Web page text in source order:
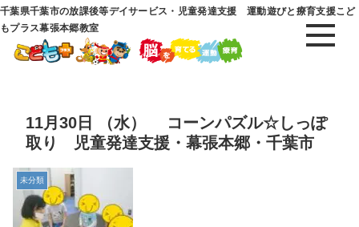
千葉県千葉市の放課後等デイサービス・児童発達支援 運動遊びと療育支援こど
もプラス幕張本郷教室
11月30日 （水） コーンパズル☆しっぽ
取り 児童発達支援・幕張本郷・千葉市
未分類